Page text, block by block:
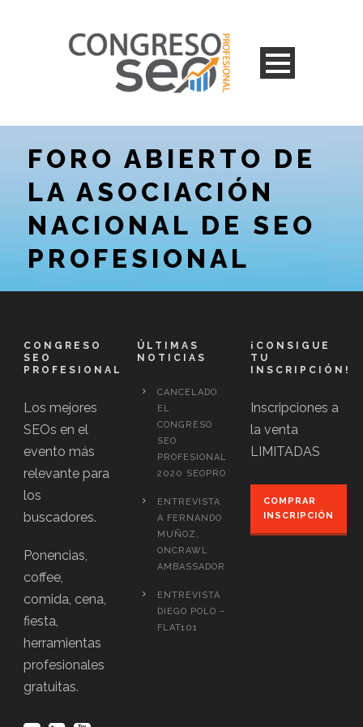
FORO ABIERTO DE
LA ASOCIACIÓN
NACIONAL DE SEO
PROFESIONAL
CONGRESO
SEO
PROFESIONAL
Los mejores
SEOs en el
evento más
relevante para
los
buscadores.
Ponencias,
coffee,
comida, cena,
fiesta,
herramientas
profesionales
gratuitas.
ÚLTIMAS
NOTICIAS
CANCELADO
EL
CONGRESO
SEO
PROFESIONAL
2020 SEOPRO
ENTREVISTA
A FERNANDO
MUÑOZ,
ONCRAWL
AMBASSADOR
ENTREVISTA
DIEGO POLO –
FLAT101
¡CONSIGUE
TU
INSCRIPCIÓN!
Inscripciones a
la venta
LIMITADAS
COMPRAR
INSCRIPCIÓN